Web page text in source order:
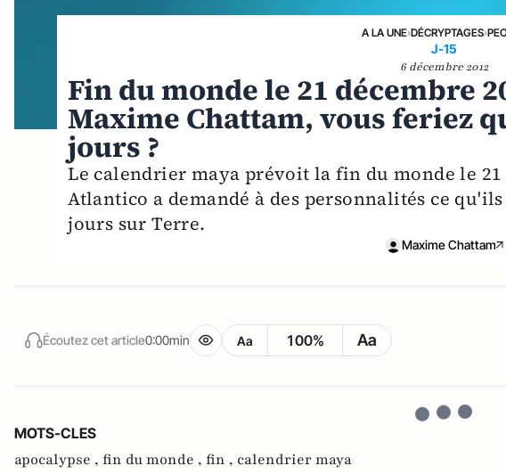
A LA UNE›DÉCRYPTAGES›
J-15
6 décembre 2012
Fin du monde le 21 décembre
Maxime Chattam, vous feriez
jours ?
Le calendrier maya prévoit la fin du monde le 21
Atlantico a demandé à des personnalités ce
jours sur Terre.
Maxime Chattam
Écoutez cet article0:00min Aa 100% Aa
MOTS-CLES
apocalypse , fin du monde , fin , calendrier maya